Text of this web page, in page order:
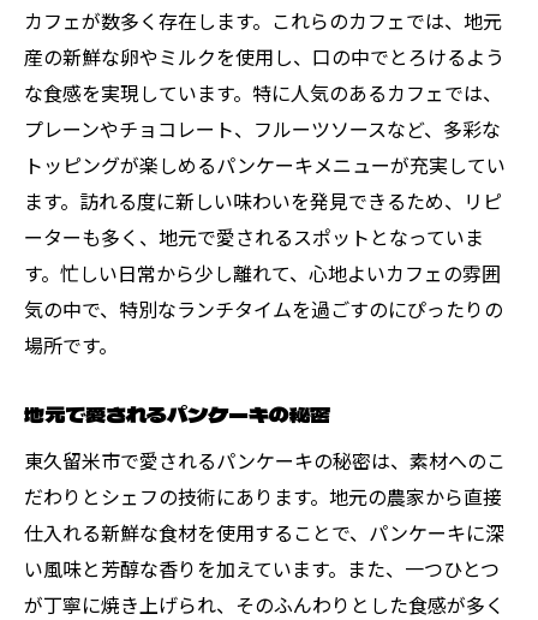
カフェが数多く存在します。これらのカフェでは、地元
産の新鮮な卵やミルクを使用し、口の中でとろけるよう
な食感を実現しています。特に人気のあるカフェでは、
プレーンやチョコレート、フルーツソースなど、多彩な
トッピングが楽しめるパンケーキメニューが充実してい
ます。訪れる度に新しい味わいを発見できるため、リピ
ーターも多く、地元で愛されるスポットとなっていま
す。忙しい日常から少し離れて、心地よいカフェの雰囲
気の中で、特別なランチタイムを過ごすのにぴったりの
場所です。
地元で愛されるパンケーキの秘密
東久留米市で愛されるパンケーキの秘密は、素材へのこ
だわりとシェフの技術にあります。地元の農家から直接
仕入れる新鮮な食材を使用することで、パンケーキに深
い風味と芳醇な香りを加えています。また、一つひとつ
が丁寧に焼き上げられ、そのふんわりとした食感が多く